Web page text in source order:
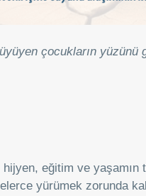
çocukların
eğitim ve
yürümek zorunda